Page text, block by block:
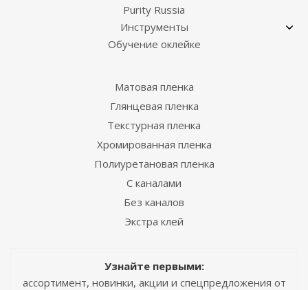
Purity Russia
Инструменты
Обучение оклейке
Матовая пленка
Глянцевая пленка
Текстурная пленка
Хромированная пленка
Полиуретановая пленка
С каналами
Без каналов
Экстра клей
Узнайте первыми:
ассортимент, новинки, акции и спецпредложения от